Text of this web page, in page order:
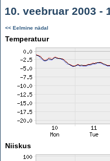
10. veebruar 2003 -
<< Eelmine nädal
Temperatuur
Niiskus